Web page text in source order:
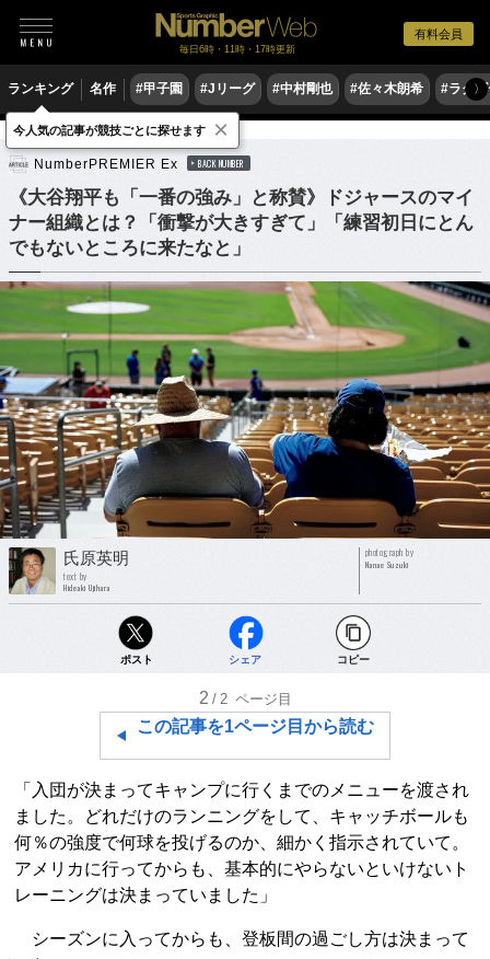
有料会員
毎日6時・11時・17時更新
ランキング 名作 #甲子園 #Jリーグ #中村剛也 #佐々木朗希 #ラグ〉
野球 MLB
NumberPREMIER Ex BACK NUMBER
《大谷翔平も「一番の強み」と称賛》ドジャースのマイ
ナー組織とは？「衝撃が大きすぎて」「練習初日にとん
でもないところに来たなと」
氏原英明
text by
Hideaki Ujihara
photograph by
Nanae Suzuki
ポスト シェア コピー
2 /2 ページ目
この記事を1ページ目から読む
「入団が決まってキャンプに行くまでのメニューを渡され
ました。どれだけのランニングをして、キャッチボールも
何％の強度で何球を投げるのか、細かく指示されていて。
アメリカに行ってからも、基本的にやらないといけないト
レーニングは決まっていました」
シーズンに入ってからも、登板間の過ごし方は決まって
今人気の記事が競技ごとに探せます ×